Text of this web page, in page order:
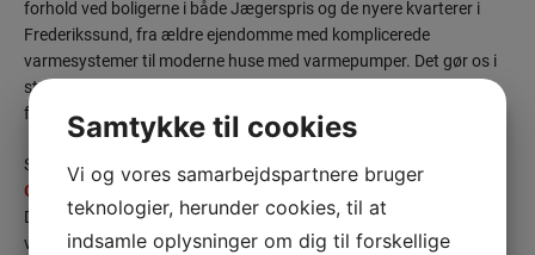
forhold ved boligerne i både Jægerspris og de nyere kvarterer i
Frederikssund, fra ældre ejendomme med komplicerede
varmesystemer til moderne huse med varmepumper. Det gør os i
stand til hurtigt at lokalisere fejl og udføre løsningen effektivt
første gang.
Som autoriserede installatører er vi medlem af TEKNIQ
Garantiordningen og samarbejder med OK om serviceopgaver.
Det betyder, at kunder i Frederikssund kan føle sig trygge, fordi
vores arbejde er dækket, hvis der mod forventning skulle opstå
Samtykke til cookies
Vi og vores samarbejdspartnere bruger
teknologier, herunder cookies, til at
indsamle oplysninger om dig til forskellige